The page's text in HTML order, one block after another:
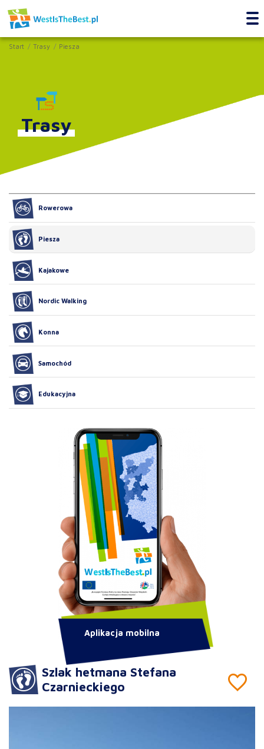
Start Trasy Piesza
Trasy
Szlak hetmana Stefana
Czarnieckiego
Rowerowa
Piesza
Kajakowe
Nordic Walking
Konna
Samochód
Edukacyjna
Aplikacja mobilna